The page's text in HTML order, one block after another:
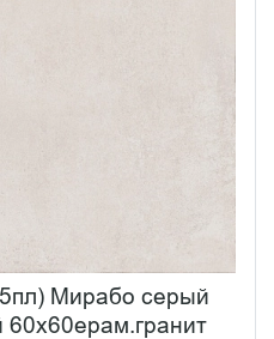
Мирабо серый
60х60ерам.гранит